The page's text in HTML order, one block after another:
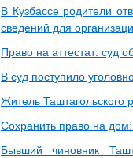
В Кузбассе родители
сведений для
Право на аттестат: суд
В суд поступило
Житель Таштагольского
Сохранить право на
Бывший чиновник